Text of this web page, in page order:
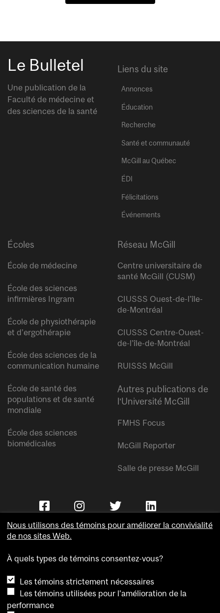
Le Bulletel
Une publication de la
Faculté de médecine et
des sciences de la santé
Liens du site
Annonces
Éducation
Recherche
Santé et communauté
McGill au Québec
ÉDI
Félicitations
Événements
Écoles
École de médecine
École des sciences
infirmières Ingram
École de physiothérapie
et d’ergothérapie
École des sciences de la
communication humaine
École de santé des
populations et de santé
mondiale
École des sciences
biomédicales
Réseau McGill
Centre universitaire de
santé McGill (CUSM)
CIUSSS Ouest-de-l’île-
de-Montréal
CIUSSS Centre-Ouest-
de-l’île-de-Montréal
RUISSS McGill
Autres publications de
l’Université McGill
FMHS Focus
McGill Reporter
Salle de presse McGill
Accessibilité
Confidentialité
Nous utilisons des témoins pour améliorer la convivialité
de nos sites Web.
À quels types de témoins consentez-vous?
Les témoins strictement nécessaires
Les témoins utilisées pour l'amélioration de la
performance